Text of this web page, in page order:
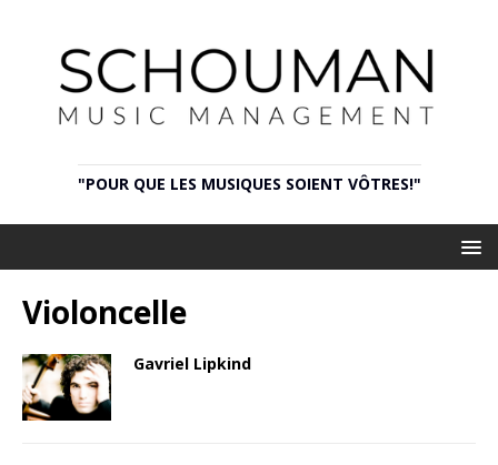
"POUR QUE LES MUSIQUES SOIENT VÔTRES!"
Violoncelle
Gavriel Lipkind